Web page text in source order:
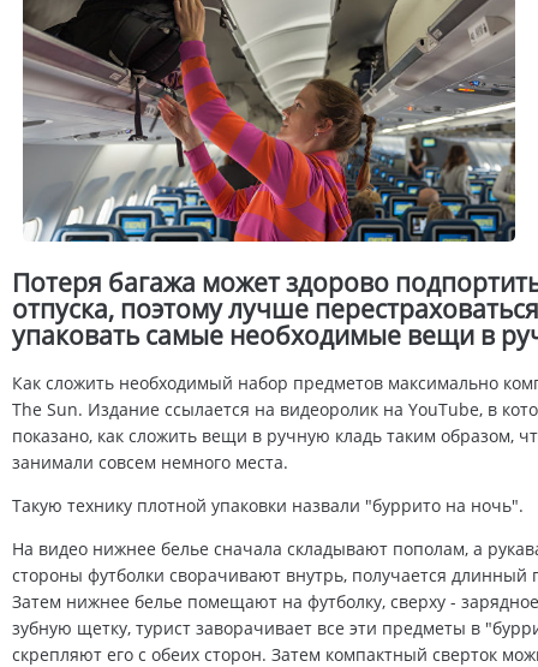
Потеря багажа может здорово
отпуска, поэтому лучше
упаковать самые необходимые вещи в
Как сложить необходимый набор предметов максимально
The Sun. Издание ссылается на видеоролик на YouTube, в
показано, как сложить вещи в ручную кладь таким образом,
занимали совсем немного места.
Такую технику плотной упаковки назвали "буррито на ночь".
На видео нижнее белье сначала складывают пополам, а
стороны футболки сворачивают внутрь, получается длинный
Затем нижнее белье помещают на футболку, сверху -
зубную щетку, турист заворачивает все эти предметы в
скрепляют его с обеих сторон. Затем компактный сверток